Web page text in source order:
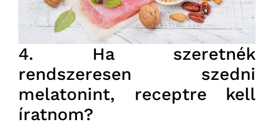
4. Ha szeretnék
rendszeresen szedni
melatonint, receptre kell
íratnom?